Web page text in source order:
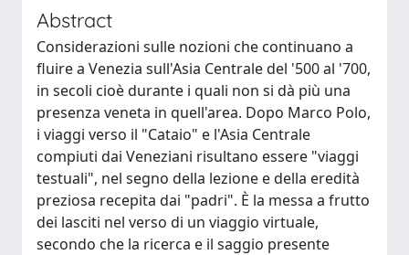
Abstract
Considerazioni sulle nozioni che continuano a
fluire a Venezia sull'Asia Centrale del '500 al '700,
in secoli cioè durante i quali non si dà più una
presenza veneta in quell'area. Dopo Marco Polo,
i viaggi verso il "Cataio" e l'Asia Centrale
compiuti dai Veneziani risultano essere "viaggi
testuali", nel segno della lezione e della eredità
preziosa recepita dai "padri". È la messa a frutto
dei lasciti nel verso di un viaggio virtuale,
secondo che la ricerca e il saggio presente